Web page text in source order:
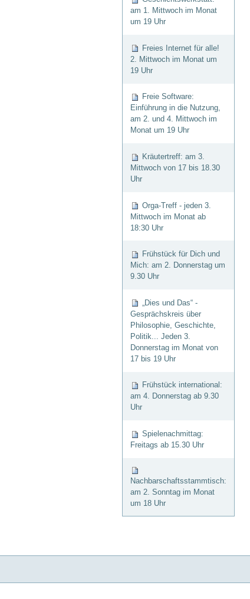
am 1. Mittwoch im Monat
um 19 Uhr
Freies Internet für alle!
2. Mittwoch im Monat um
19 Uhr
Freie Software:
Einführung in die Nutzung,
am 2. und 4. Mittwoch im
Monat um 19 Uhr
Kräutertreff: am 3.
Mittwoch von 17 bis 18.30
Uhr
Orga-Treff - jeden 3.
Mittwoch im Monat ab
18:30 Uhr
Frühstück für Dich und
Mich: am 2. Donnerstag um
9.30 Uhr
„Dies und Das“ -
Gesprächskreis über
Philosophie, Geschichte,
Politik... Jeden 3.
Donnerstag im Monat von
17 bis 19 Uhr
Frühstück international:
am 4. Donnerstag ab 9.30
Uhr
Spielenachmittag:
Freitags ab 15.30 Uhr
Nachbarschaftsstammtisch:
am 2. Sonntag im Monat
um 18 Uhr